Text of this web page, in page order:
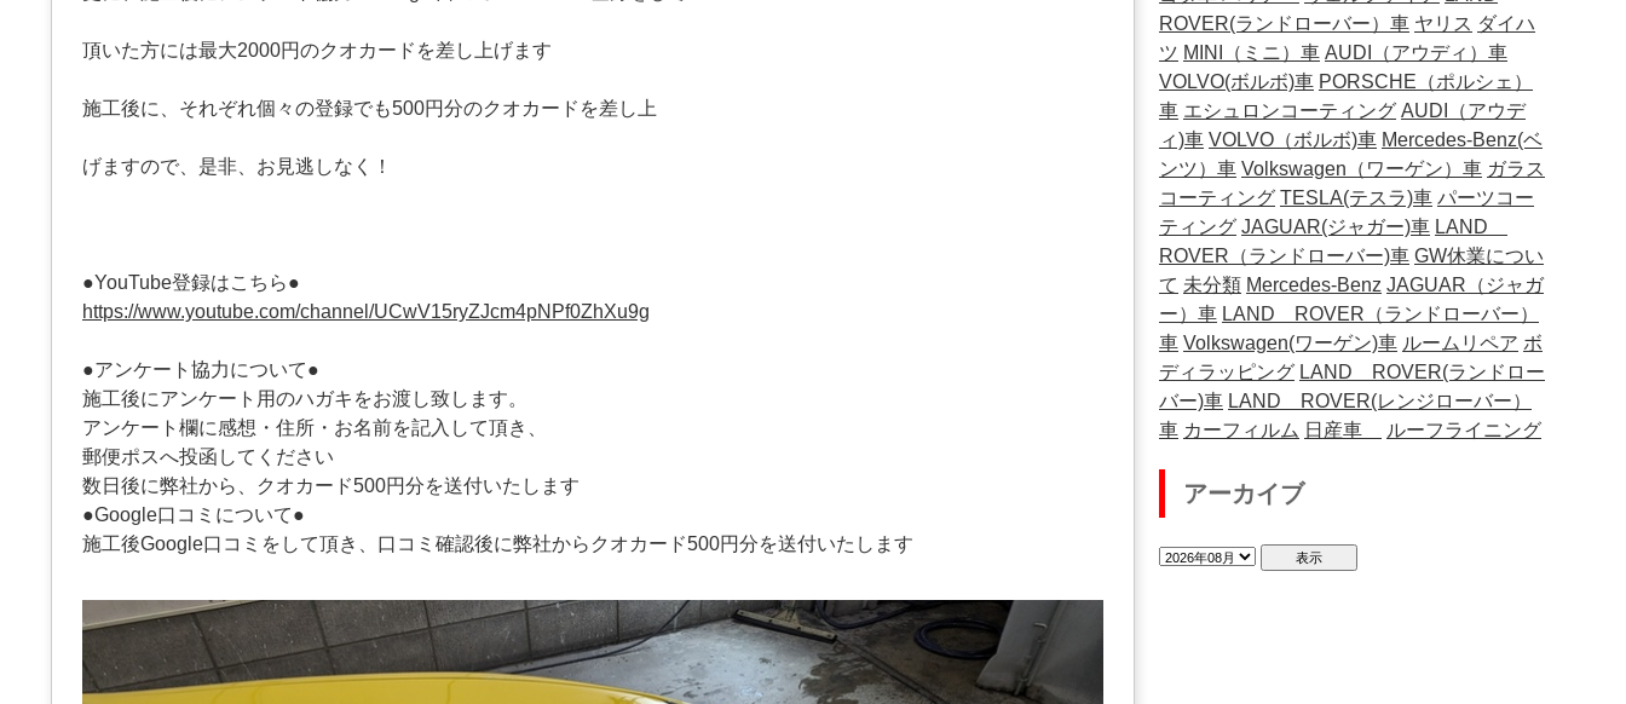
頂いた方には最大2000円のクオカードを差し上げます
施工後に、それぞれ個々の登録でも500円分のクオカードを差し上
げますので、是非、お見逃しなく！
●YouTube登録はこちら●
https://www.youtube.com/channel/UCwV15ryZJcm4pNPf0ZhXu9g
●アンケート協力について●
施工後にアンケート用のハガキをお渡し致します。
アンケート欄に感想・住所・お名前を記入して頂き、
郵便ポスへ投函してください
数日後に弊社から、クオカード500円分を送付いたします
●Google口コミについて●
施工後Google口コミをして頂き、口コミ確認後に弊社からクオカード500円分を送付いたします
ROVER(ランドローバー）車 ヤリス ダイハ
ツ MINI（ミニ）車 AUDI（アウディ）車
VOLVO(ボルボ)車 PORSCHE（ポルシェ）
車 エシュロンコーティング AUDI（アウデ
ィ)車 VOLVO（ボルボ)車 Mercedes-Benz(ベ
ンツ）車 Volkswagen（ワーゲン）車 ガラス
コーティング TESLA(テスラ)車 パーツコー
ティング JAGUAR(ジャガー)車 LAND
ROVER（ランドローバー)車 GW休業につい
て 未分類 Mercedes-Benz JAGUAR（ジャガ
ー）車 LAND ROVER（ランドローバー）
車 Volkswagen(ワーゲン)車 ルームリペア ボ
ディラッピング LAND ROVER(ランドロー
バー)車 LAND ROVER(レンジローバー）
車 カーフィルム 日産車 ルーフライニング
アーカイブ